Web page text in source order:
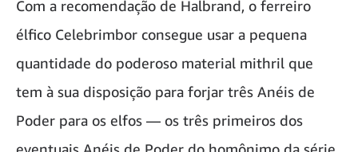
Com a recomendação de Halbrand, o ferreiro
élfico Celebrimbor consegue usar a pequena
quantidade do poderoso material mithril que
tem à sua disposição para forjar três Anéis de
Poder para os elfos — os três primeiros dos